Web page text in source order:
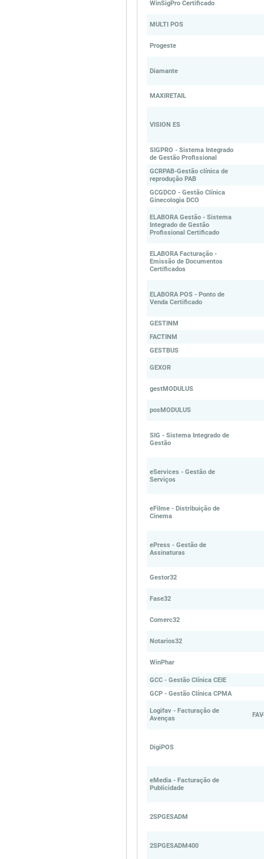
WinSigPro Certificado
MULTI POS
Progeste
Diamante
MAXIRETAIL
VISION ES
SIGPRO - Sistema Integrado
de Gestão Profissional
GCRPAB-Gestão clínica de
reprodução PAB
GCGDCO - Gestão Clínica
Ginecologia DCO
ELABORA Gestão - Sistema
Integrado de Gestão
Profissional Certificado
ELABORA Facturação -
Emissão de Documentos
Certificados
ELABORA POS - Ponto de
Venda Certificado
GESTINM
FACTINM
GESTBUS
GEXOR
gestMODULUS
posMODULUS
SIG - Sistema Integrado de
Gestão
eServices - Gestão de
Serviços
eFilme - Distribuição de
Cinema
ePress - Gestão de
Assinaturas
Gestor32
Fase32
Comerc32
Notarios32
WinPhar
GCC - Gestão Clínica CEIE
GCP - Gestão Clínica CPMA
Logifav - Facturação de
Avenças
DigiPOS
eMedia - Facturação de
Publicidade
2SPGESADM
2SPGESADM400